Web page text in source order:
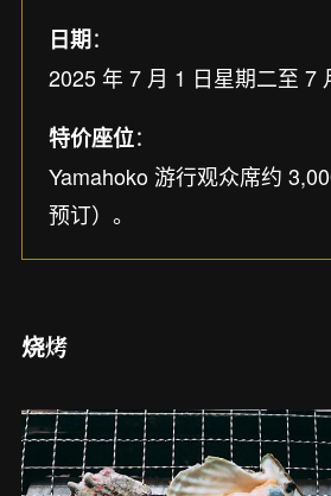
日期：
2025 年 7 月 1 日星期二至 7
特价座位：
Yamahoko 游行观众席约
预订）。
烧烤